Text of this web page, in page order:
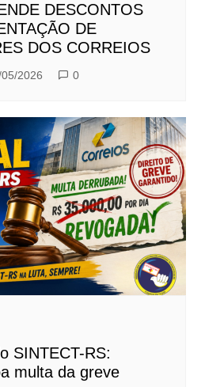
DESCONTOS
DE
DOS CORREIOS
2026 0
SINTECT-RS:
multa da greve